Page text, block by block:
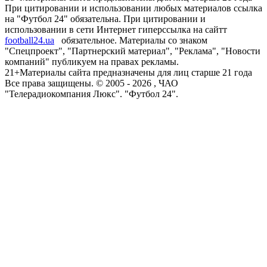
При цитировании и использовании любых материалов ссылка
на "Футбол 24" обязательна. При цитировании и
использовании в сети Интернет гиперссылка на сайтт
football24.ua
обязательное. Материалы со знаком
"Спецпроект", "Партнерский материал", "Реклама", "Новости
компаний" публикуем на правах рекламы.
21+Материалы сайта предназначены для лиц старше 21 года
Все права защищены. © 2005 - 2026 , ЧАО
"Телерадиокомпания Люкс". "Футбол 24".